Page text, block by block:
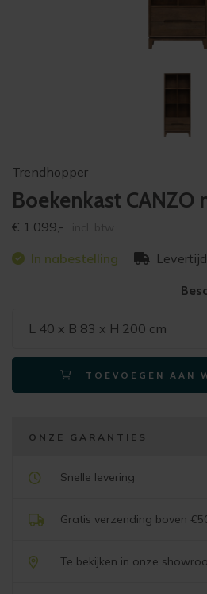
Trendhopper
Boekenkast CANZO
€ 1.099,-
In nabestelling
L 40 x B 83 x H 200 cm
TOEVOEGEN AAN
ONZE GARANTIES
Snelle levering
Gratis verzending boven
Te bekijken in onze